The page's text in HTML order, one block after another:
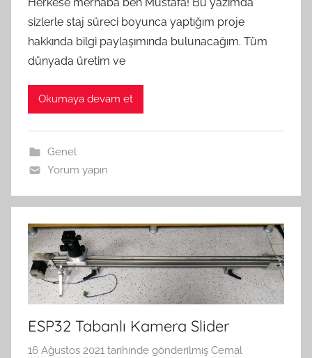
sizlerle staj süreci boyunca yaptığım proje
hakkında bilgi paylaşımında bulunacağım. Tüm
dünyada üretim ve
Okumaya devam et
Genel
Yorum yapın
ESP32 Tabanlı Kamera Slider
16 Ağustos 2021 tarihinde gönderilmiş Cemal